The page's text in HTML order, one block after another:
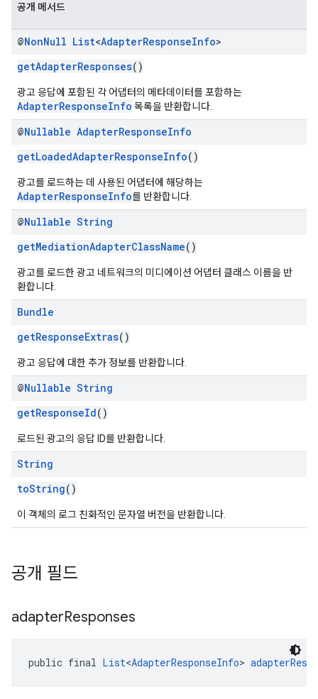
공개 메서드
@NonNull List<AdapterResponseInfo>
getAdapterResponses()
광고 응답에 포함된 각 어댑터의 메타데이터를 포함하는
AdapterResponseInfo 목록을 반환합니다.
@Nullable AdapterResponseInfo
getLoadedAdapterResponseInfo()
광고를 로드하는 데 사용된 어댑터에 해당하는
AdapterResponseInfo를 반환합니다.
@Nullable String
getMediationAdapterClassName()
광고를 로드한 광고 네트워크의 미디에이션 어댑터 클래스 이름을 반
환합니다.
Bundle
getResponseExtras()
광고 응답에 대한 추가 정보를 반환합니다.
@Nullable String
getResponseId()
로드된 광고의 응답 ID를 반환합니다.
String
toString()
이 객체의 로그 친화적인 문자열 버전을 반환합니다.
공개 필드
adapterResponses
public final List<AdapterResponseInfo>